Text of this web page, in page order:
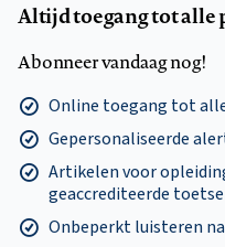
Altijd toegang tot alle
Abonneer vandaag nog!
Online toegang tot
Gepersonaliseerde
Artikelen voor
geaccrediteerde
Onbeperkt luisteren